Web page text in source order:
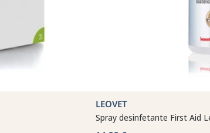
LEOVET
Spray desinfetante First Aid